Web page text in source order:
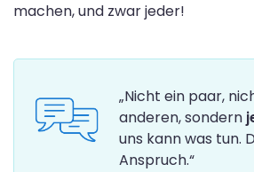
machen, und zwar jeder!
„Nicht ein paar,
anderen, sondern
uns kann was tun.
Anspruch.“